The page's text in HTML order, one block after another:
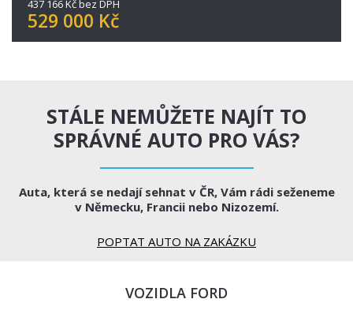
437 166 Kč bez DPH
529 000 Kč
STÁLE NEMŮŽETE NAJÍT TO
SPRÁVNÉ AUTO PRO VÁS?
Auta, která se nedají sehnat v ČR, Vám rádi seženeme
v Německu, Francii nebo Nizozemí.
POPTAT AUTO NA ZAKÁZKU
VOZIDLA FORD